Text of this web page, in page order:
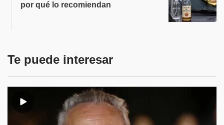
por qué lo recomiendan
Te puede interesar